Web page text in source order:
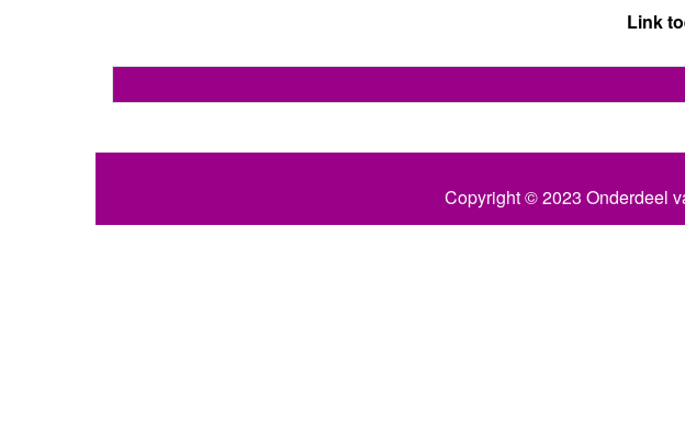
Link
Copyright © 2023 Onderdeel